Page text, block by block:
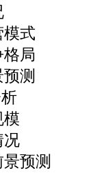
模式
格局
测
模
况
预测